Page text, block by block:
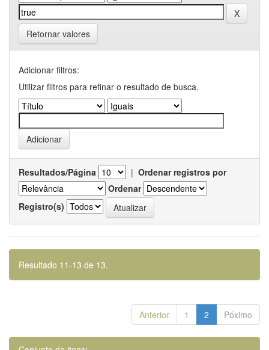
Retornar valores
Adicionar filtros:
Utilizar filtros para refinar o resultado de busca.
Resultados/Página | Ordenar registros por
Ordenar
Registro(s)
Resultado 11-13 de 13.
Anterior 1 2 Póximo